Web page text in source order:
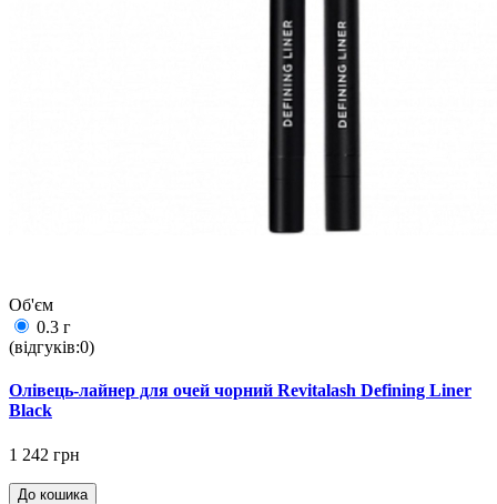
Об'єм
0.3 г
(відгуків:0)
Олівець-лайнер для очей чорний Revitalash Defining Liner
Black
1 242 грн
До кошика